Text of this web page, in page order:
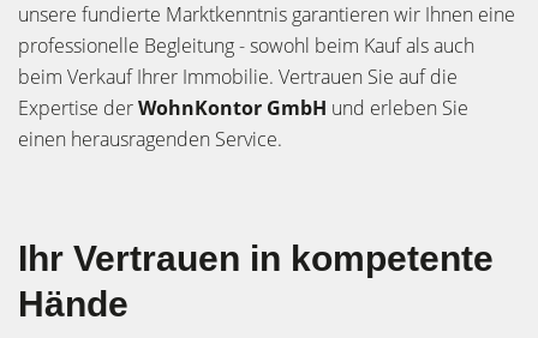
unsere fundierte Marktkenntnis garantieren wir Ihnen eine
professionelle Begleitung - sowohl beim Kauf als auch
beim Verkauf Ihrer Immobilie. Vertrauen Sie auf die
Expertise derWohnKontor GmbH und erleben Sie
einen herausragenden Service.
Ihr Vertrauen in kompetente
Hände